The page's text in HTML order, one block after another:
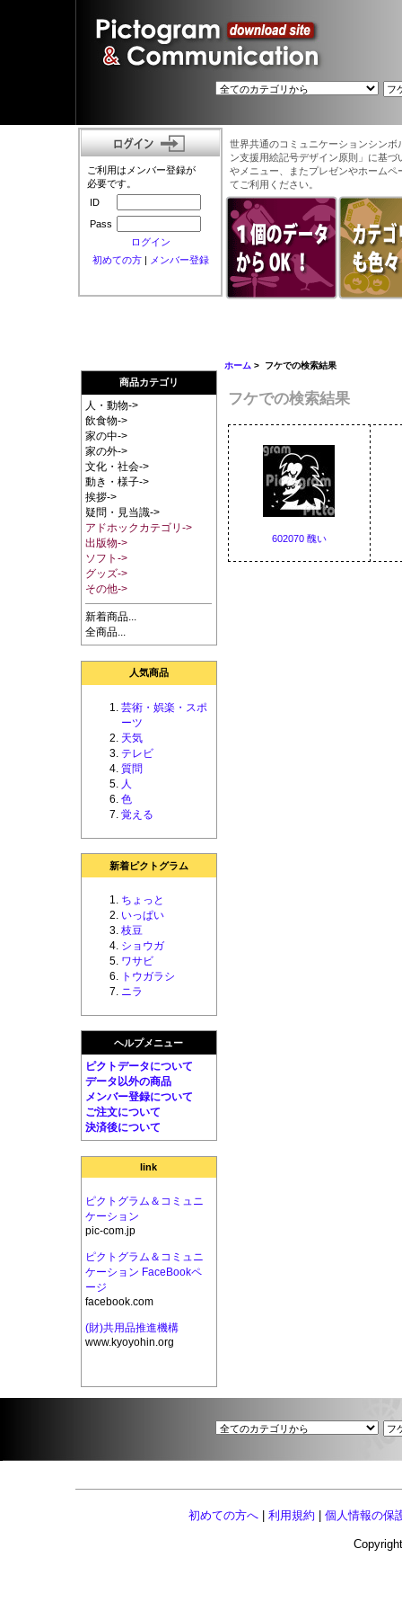
ご利用はメンバー登録が
必要です。
ID
Pass
ログイン
初めての方| メンバー登録
世界共通のコミュニケーションシン
ン支援用絵記号デザイン原則」に基
やメニュー、またプレゼンやホーム
てご利用ください。
商品カテゴリ
人・動物->
飲食物->
家の中->
家の外->
文化・社会->
動き・様子->
挨拶->
疑問・見当識->
アドホックカテゴリ->
出版物->
ソフト->
グッズ->
その他->
新着商品...
全商品...
人気商品
芸術・娯楽・スポ
ーツ
天気
テレビ
質問
人
色
覚える
新着ピクトグラム
ちょっと
いっぱい
枝豆
ショウガ
ワサビ
トウガラシ
ニラ
ヘルプメニュー
ピクトデータについて
データ以外の商品
メンバー登録について
ご注文について
決済後について
link
ピクトグラム＆コミュニ
ケーション
pic-com.jp
ピクトグラム＆コミュニ
ケーション FaceBookペ
ージ
facebook.com
(財)共用品推進機構
www.kyoyohin.org
ホーム > フケでの検索結果
フケでの検索結果
602070 醜い
初めての方へ 利用規約 個人情報の保